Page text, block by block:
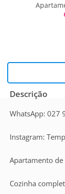
Descrição
WhatsApp: 027
Instagram:
Apartamento
Cozinha